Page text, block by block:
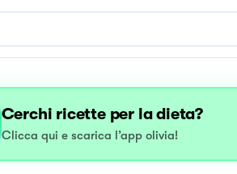
Cerchi ricette per la dieta?
Clicca qui e scarica l’app olivia!